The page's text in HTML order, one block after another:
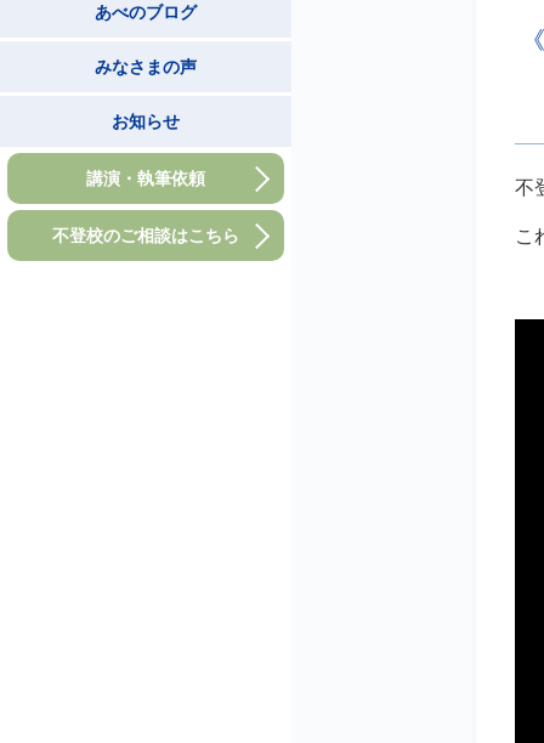
あべのブログ
みなさまの声
お知らせ
講演・執筆依頼
不登校のご相談はこちら
不
こ